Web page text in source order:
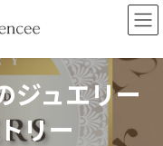
ジュエリー
リー